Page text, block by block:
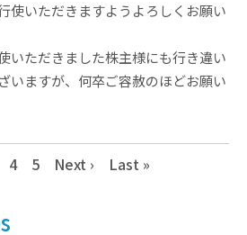
使いただきますようよろしくお願い
いただきました株主様にも行き違い
いますが、何卒ご容赦のほどお願い
4 5 Next › Last »